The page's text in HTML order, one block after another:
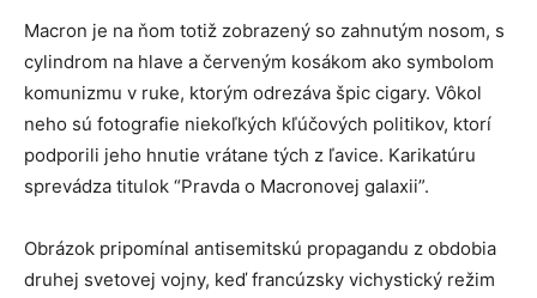
Macron je na ňom totiž zobrazený so zahnutým nosom, s
cylindrom na hlave a červeným kosákom ako symbolom
komunizmu v ruke, ktorým odrezáva špic cigary. Vôkol
neho sú fotografie niekoľkých kľúčových politikov, ktorí
podporili jeho hnutie vrátane tých z ľavice. Karikatúru
sprevádza titulok “Pravda o Macronovej galaxii”.
Obrázok pripomínal antisemitskú propagandu z obdobia
druhej svetovej vojny, keď francúzsky vichystický režim